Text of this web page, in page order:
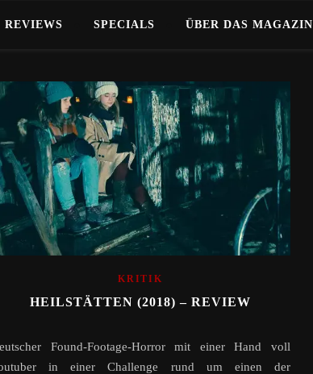
REVIEWS SPECIALS ÜBER DAS MAGAZIN
KRITIK
HEILSTÄTTEN (2018) – REVIEW
Found-Footage-Horror mit einer Hand voll
in einer Challenge rund um einen der